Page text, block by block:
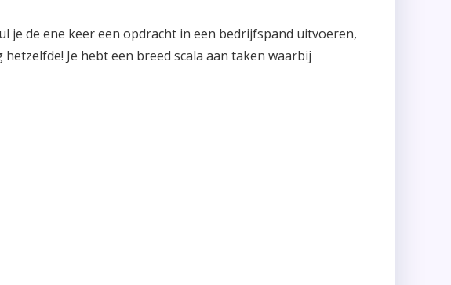
je de ene keer een opdracht in een bedrijfspand uitvoeren,
Je hebt een breed scala aan taken waarbij